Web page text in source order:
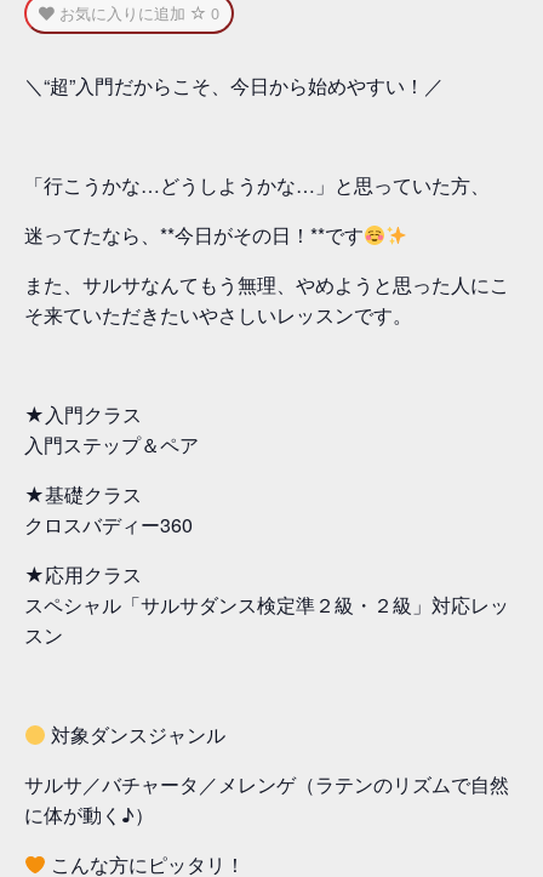
お気に入りに追加 0
＼“超”入門だからこそ、今日から始めやすい！／
「行こうかな…どうしようかな…」と思っていた方、
迷ってたなら、**今日がその日！**です
また、サルサなんてもう無理、やめようと思った人にこ
そ来ていただきたいやさしいレッスンです。
★入門クラス
入門ステップ＆ペア
★基礎クラス
クロスバディー360
★応用クラス
スペシャル「サルサダンス検定準２級・２級」対応レッ
スン
対象ダンスジャンル
サルサ／バチャータ／メレンゲ（ラテンのリズムで自然
に体が動く♪）
こんな方にピッタリ！